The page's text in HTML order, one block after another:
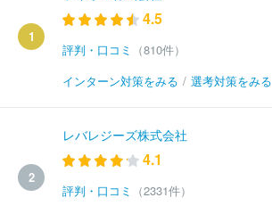
1
4.5
評判・口コミ
（810件）
インターン対策をみる / 選考対策をみる
2
レバレジーズ株式会社
4.1
評判・口コミ
（2331件）